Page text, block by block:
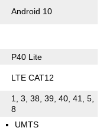
Android 10
P40 Lite
LTE CAT12
1, 3, 38, 39, 40, 41, 5,
8
UMTS